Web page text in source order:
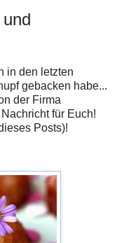
in den letzten
gebacken habe...
der Firma
für Euch!
Posts)!